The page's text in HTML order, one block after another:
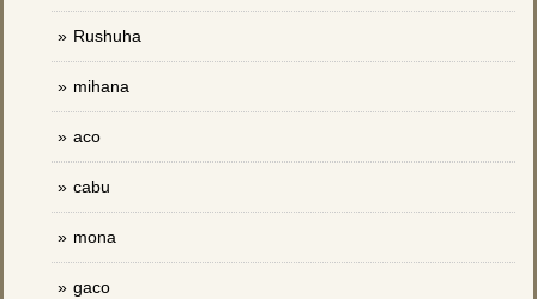
Rushuha
mihana
aco
cabu
mona
gaco